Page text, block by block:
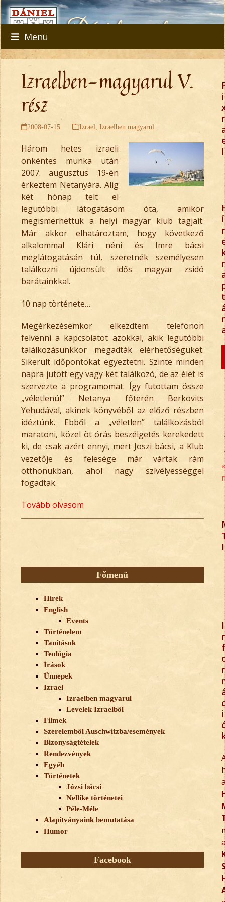
Skip
to
content
Menü
Izraelben-magyarul V.
rész
2008-07-15 Izrael,Izraelben magyarul
Három hetes izraeli
önkéntes munka után
2007. augusztus 19-én
érkeztem Netanyára. Alig
két hónap telt el
legutóbbi látogatásom óta, amikor
megismerhettük a helyi magyar klub tagjait.
Már akkor elhatároztam, hogy következő
alkalommal Klári néni és Imre bácsi
meglátogatásán túl, szeretnék személyesen
találkozni újdonsült idős magyar zsidó
barátainkkal.
10 nap története…
Megérkezésemkor elkezdtem telefonon
felvenni a kapcsolatot azokkal, akik legutóbbi
találkozásunkkor megadták elérhetőségüket.
Sikerült időpontokat egyeztetni. Szinte minden
napra jutott egy vagy két találkozó, de az élet is
szervezte a programomat. Így futottam össze
„véletlenül” Netanya főterén Berkovits
Yehudával, akinek könyvéből az előző részben
idéztünk. Ebből a „véletlen” találkozásból
maratoni, közel öt órás beszélgetés kerekedett
ki, de csak azért ennyi, mert Joszi bácsi, a Klub
vezetője és felesége már vártak rám
otthonukban, ahol nagy szívélyességgel
fogadtak.
Tovább olvasom
Főmenü
Hírek
English
Events
Történelem
Tanítások
Teológia
Írások
Ünnepek
Izrael
Izraelben magyarul
Levelek Izraelből
Filmek
Szerelemből Auschwitzba/események
Bizonyságtételek
Rendezvények
Egyéb
Történetek
Józsi bácsi
Nellike történetei
Péle-Méle
Alapítványaink bemutatása
Humor
Facebook
i
r
l
í
r
t
r
«
I
I
f
r
i